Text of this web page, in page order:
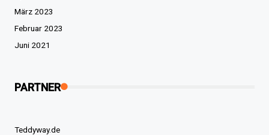
März 2023
Februar 2023
Juni 2021
PARTNER
Teddyway.de